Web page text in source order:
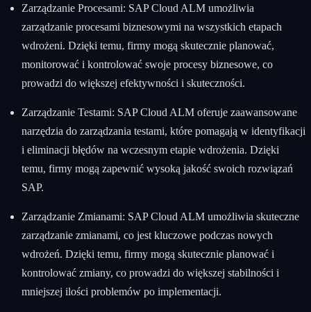
Zarządzanie Procesami: SAP Cloud ALM umożliwia
zarządzanie procesami biznesowymi na wszystkich etapach
wdrożeni. Dzięki temu, firmy mogą skutecznie planować,
monitorować i kontrolować swoje procesy biznesowe, co
prowadzi do większej efektywności i skuteczności.
Zarządzanie Testami: SAP Cloud ALM oferuje zaawansowane
narzędzia do zarządzania testami, które pomagają w identyfikacji
i eliminacji błędów na wczesnym etapie wdrożenia. Dzięki
temu, firmy mogą zapewnić wysoką jakość swoich rozwiązań
SAP.
Zarządzanie Zmianami: SAP Cloud ALM umożliwia skuteczne
zarządzanie zmianami, co jest kluczowe podczas nowych
wdrożeń. Dzięki temu, firmy mogą skutecznie planować i
kontrolować zmiany, co prowadzi do większej stabilności i
mniejszej ilości problemów po implementacji.